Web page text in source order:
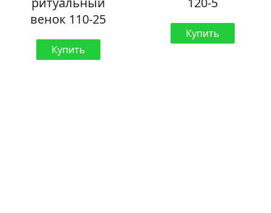
венок 110-25
Купить
Купить